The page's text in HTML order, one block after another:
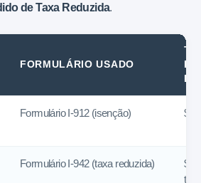
de Taxa Reduzida.
FORMULÁRIO USADO
Formulário I-912 (isenção) $0
Formulário I-942 (taxa reduzida)